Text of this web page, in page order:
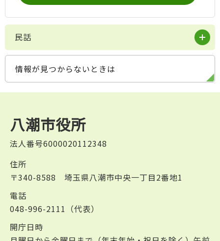
民話
情報が見つからないときは
八潮市役所
法人番号6000020112348
住所
〒340-8588 埼玉県八潮市中央一丁目2番地1
電話
048-996-2111（代表）
開庁日時